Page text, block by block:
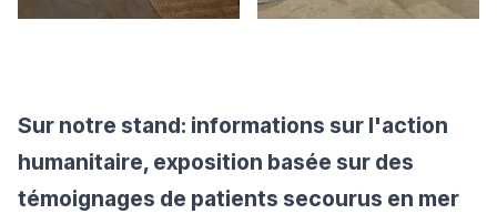
Sur notre stand: informations sur l'action
humanitaire, exposition basée sur des
témoignages de patients secourus en mer